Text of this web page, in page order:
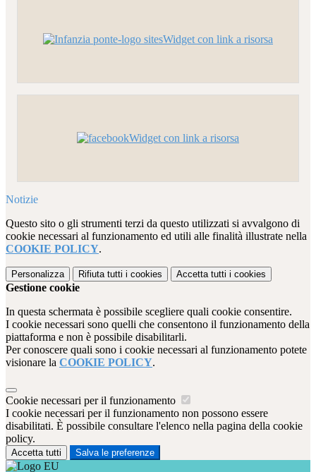
Widget con link a risorsa
Widget con link a risorsa
Notizie
Questo sito o gli strumenti terzi da questo utilizzati si avvalgono di
cookie necessari al funzionamento ed utili alle finalità illustrate nella
COOKIE POLICY.
Personalizza Rifiuta tutti i cookies Accetta tutti i cookies
Gestione cookie
In questa schermata è possibile scegliere quali cookie consentire.
I cookie necessari sono quelli che consentono il funzionamento della
piattaforma e non è possibile disabilitarli.
Per conoscere quali sono i cookie necessari al funzionamento potete
visionare la COOKIE POLICY.
Cookie necessari per il funzionamento
I cookie necessari per il funzionamento non possono essere
disabilitati. È possibile consultare l'elenco nella pagina della cookie
policy.
Accetta tutti Salva le preferenze